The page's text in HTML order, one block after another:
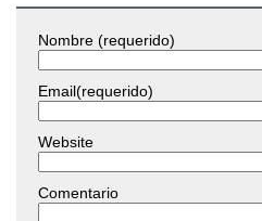
Nombre (requerido)
Email(requerido)
Website
Comentario